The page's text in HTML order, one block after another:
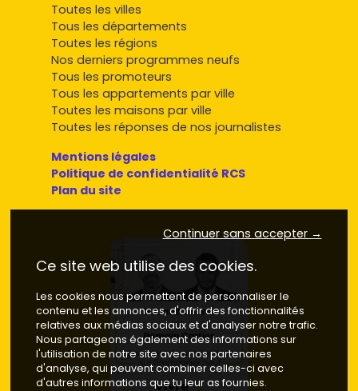
Toutes les villes
Tous les départements
Toutes les régions
Nos derniers programmes neufs
Tous les promoteurs
Tous les appartements par ville
Toutes les maisons par ville
Toutes les réponses de nos journalistes
Mentions légales
Politique de confidentialité RCS
Plan du site
Continuer sans accepter →
Ce site web utilise des cookies.
Les cookies nous permettent de personnaliser le
contenu et les annonces, d'offrir des fonctionnalités
relatives aux médias sociaux et d'analyser notre trafic.
Nous partageons également des informations sur
l'utilisation de notre site avec nos partenaires
d'analyse, qui peuvent combiner celles-ci avec
d'autres informations que tu leur as fournies.